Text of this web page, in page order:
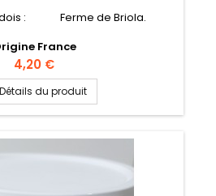
: Ferme de Briola.
France
Prix
4,20 €
Détails du produit